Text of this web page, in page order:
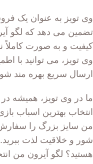
وی تویز به عنوان یک
تضمین می دهد که لگو
کیفیت و به صورت کاملاً
وی تویز، می توانید با
ارسال سریع بهره مند
ما در وی تویز، همیشه
انتخاب بهترین اسباب
من سایز بزرگ را
شور و خلاقیت لذت ببرید.
هستید؟ لگو آیرون من